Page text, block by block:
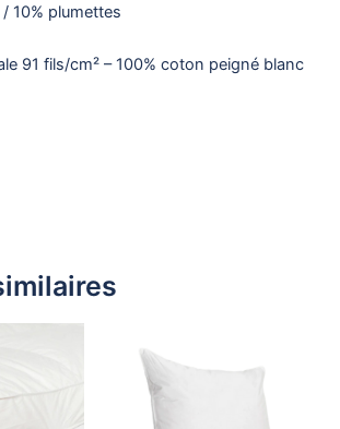
10% plumettes
91 fils/cm² – 100% coton peigné blanc